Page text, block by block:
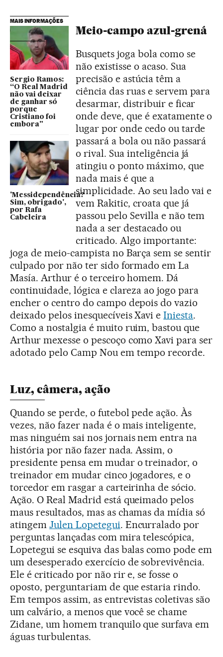
MAIS INFORMAÇÕES
Sergio Ramos:
“O Real Madrid
não vai deixar
de ganhar só
porque
Cristiano foi
embora"
'Messidependência?
Sim, obrigado',
por Rafa
Cabeleira
Meio-campo azul-grená
Busquets joga bola como se
não existisse o acaso. Sua
precisão e astúcia têm a
ciência das ruas e servem para
desarmar, distribuir e ficar
onde deve, que é exatamente o
lugar por onde cedo ou tarde
passará a bola ou não passará
o rival. Sua inteligência já
atingiu o ponto máximo, que
nada mais é que a
simplicidade. Ao seu lado vai e
vem Rakitic, croata que já
passou pelo Sevilla e não tem
nada a ser destacado ou
criticado. Algo importante:
joga de meio-campista no Barça sem se sentir
culpado por não ter sido formado em La
Masía. Arthur é o terceiro homem. Dá
continuidade, lógica e clareza ao jogo para
encher o centro do campo depois do vazio
deixado pelos inesquecíveis Xavi eIniesta.
Como a nostalgia é muito ruim, bastou que
Arthur mexesse o pescoço como Xavi para ser
adotado pelo Camp Nou em tempo recorde.
Luz, câmera, ação
Quando se perde, o futebol pede ação. Às
vezes, não fazer nada é o mais inteligente,
mas ninguém sai nos jornais nem entra na
história por não fazer nada. Assim, o
presidente pensa em mudar o treinador, o
treinador em mudar cinco jogadores, e o
torcedor em rasgar a carteirinha de sócio.
Ação. O Real Madrid está queimado pelos
maus resultados, mas as chamas da mídia só
atingem Julen Lopetegui. Encurralado por
perguntas lançadas com mira telescópica,
Lopetegui se esquiva das balas como pode em
um desesperado exercício de sobrevivência.
Ele é criticado por não rir e, se fosse o
oposto, perguntariam de que estaria rindo.
Em tempos assim, as entrevistas coletivas são
um calvário, a menos que você se chame
Zidane, um homem tranquilo que surfava em
águas turbulentas.